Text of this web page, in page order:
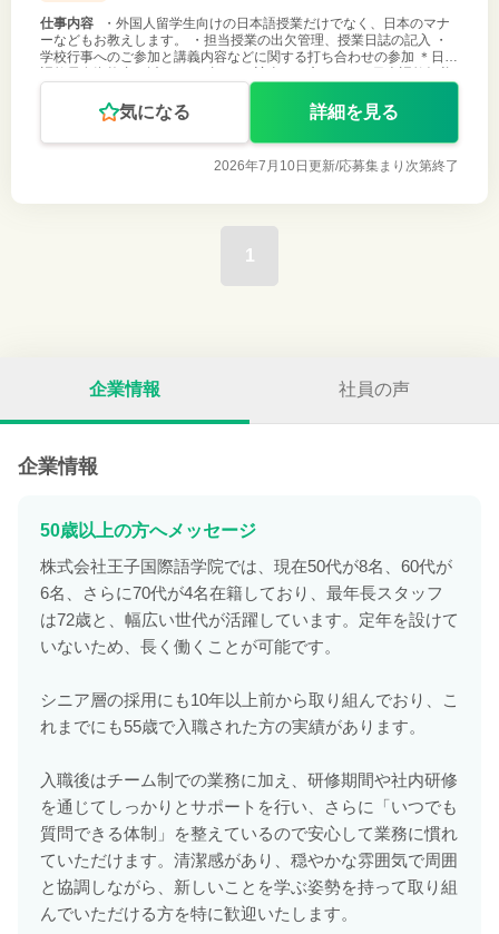
仕事内容
・外国人留学生向けの日本語授業だけでなく、日本のマナ
ーなどもお教えします。 ・担当授業の出欠管理、授業日誌の記入 ・
学校行事へのご参加と講義内容などに関する打ち合わせの参加 ＊日本
気になる 詳細を見る
2026年7月10日更新/応募集まり次第終了
1
企業情報 社員の声
企業情報
50歳以上の方へメッセージ
株式会社王子国際語学院では、現在50代が8名、60代が
6名、さらに70代が4名在籍しており、最年長スタッフ
は72歳と、幅広い世代が活躍しています。定年を設けて
いないため、長く働くことが可能です。
シニア層の採用にも10年以上前から取り組んでおり、こ
れまでにも55歳で入職された方の実績があります。
入職後はチーム制での業務に加え、研修期間や社内研修
を通じてしっかりとサポートを行い、さらに「いつでも
質問できる体制」を整えているので安心して業務に慣れ
ていただけます。清潔感があり、穏やかな雰囲気で周囲
と協調しながら、新しいことを学ぶ姿勢を持って取り組
んでいただける方を特に歓迎いたします。